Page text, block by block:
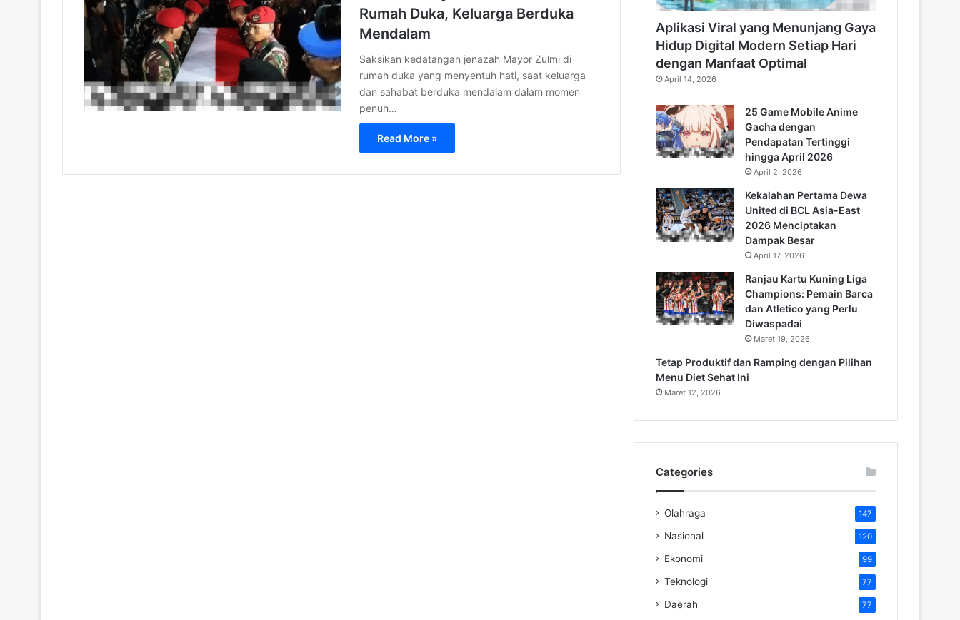
Rumah Duka, Keluarga Berduka
Mendalam
Saksikan kedatangan jenazah Mayor Zulmi di
rumah duka yang menyentuh hati, saat keluarga
dan sahabat berduka mendalam dalam momen
penuh…
Read More »
Aplikasi Viral yang Menunjang Gaya
Hidup Digital Modern Setiap Hari
dengan Manfaat Optimal
April 14, 2026
25 Game Mobile Anime
Gacha dengan
Pendapatan Tertinggi
hingga April 2026
April 2, 2026
Kekalahan Pertama Dewa
United di BCL Asia-East
2026 Menciptakan
Dampak Besar
April 17, 2026
Ranjau Kartu Kuning Liga
Champions: Pemain Barca
dan Atletico yang Perlu
Diwaspadai
Maret 19, 2026
Tetap Produktif dan Ramping dengan Pilihan
Menu Diet Sehat Ini
Maret 12, 2026
Categories
Olahraga 147
Nasional 120
Ekonomi 99
Teknologi 77
Daerah 77